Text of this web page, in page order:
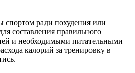
спортом ради похудения или
составления правильного
и необходимыми питательными
калорий за тренировку в